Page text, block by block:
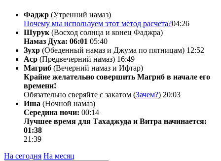
Фаджр (Утренний намаз)
Почему мы используем этот метод расчета?04:26
Шурук (Восход солнца и конец Фаджра)
Намаз Духа: 06:01 05:40
Зухр (Обеденный намаз и Джума по пятницам) 12:52
Аср (Предвечерний намаз) 16:49
Магриб (Вечерний намаз и Ифтар)
Крайне желательно совершить Магриб в начале его
времени!
Обязательно сверяйте с закатом (Зачем?) 20:03
Иша (Ночной намаз)
Середина ночи: 00:14
Лучшее время для Тахаджуда и Витра начинается:
01:38
21:39
На сегодня На месяц